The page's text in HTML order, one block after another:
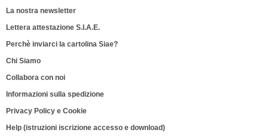
La nostra newsletter
Lettera attestazione S.I.A.E.
Perchè inviarci la cartolina Siae?
Chi Siamo
Collabora con noi
Informazioni sulla spedizione
Privacy Policy e Cookie
Help (istruzioni iscrizione accesso e download)